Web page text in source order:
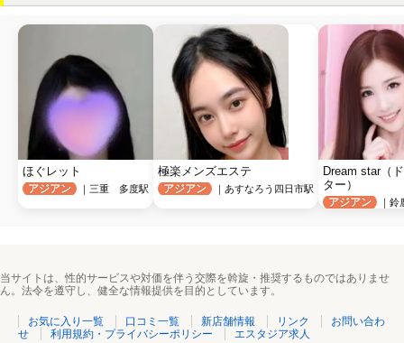
ほぐレット
アジアン ｜三重 多度駅
極楽メンズエステ
アジアン ｜あすなろう四日市駅
Dream star（
ター）
アジアン ｜
当サイトは、性的サービスや対価を伴う交際を斡旋・推奨するものではありませ
ん。法令を遵守し、健全な情報提供を目的としています。
お気に入り一覧 口コミ一覧 新店舗情報 リンク
お問い合わ
せ
利用規約・プライバシーポリシー エスタジア求人